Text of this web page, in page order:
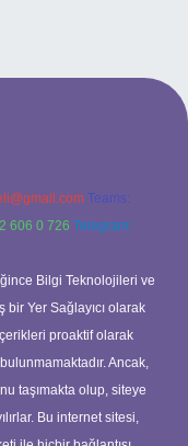
Teams:
606 0 726 Telegram:
Bilgi Teknolojileri ve
bir Yer Sağlayıcı olarak
proaktif olarak
Ancak,
taşımakta olup, siteye
Bu internet sitesi,